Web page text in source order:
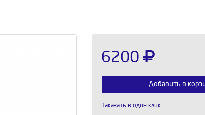
6200
Добавить в
Заказать в один клик